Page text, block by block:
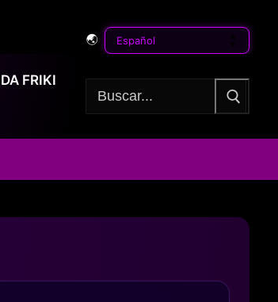
🌏
FRIKI
Buscar: